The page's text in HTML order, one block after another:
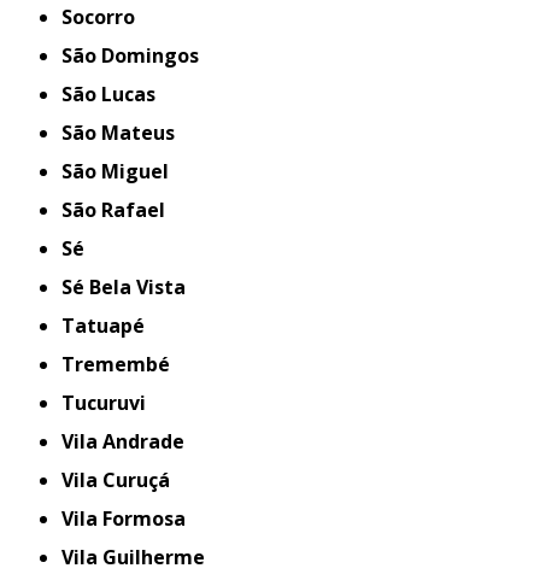
Socorro
São Domingos
São Lucas
São Mateus
São Miguel
São Rafael
Sé
Sé Bela Vista
Tatuapé
Tremembé
Tucuruvi
Vila Andrade
Vila Curuçá
Vila Formosa
Vila Guilherme